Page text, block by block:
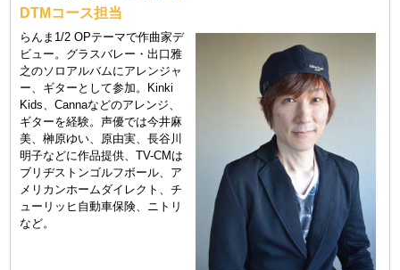
DTMコース担当
らんま1/2 OPテーマで作曲家デ
ビュー。グラスバレー・出口雅
之のソロアルバムにアレンジャ
ー、ギターとして参加。Kinki
Kids、Cannaなどのアレンジ、
ギターを経験。声優では今井麻
美、榊原ゆい、原由実、長谷川
明子などに作品提供、TV-CMは
ブリヂストンゴルフボール、ア
メリカンホームダイレクト、チ
ューリッヒ自動車保険、ニトリ
など。